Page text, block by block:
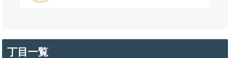
丁目一覧